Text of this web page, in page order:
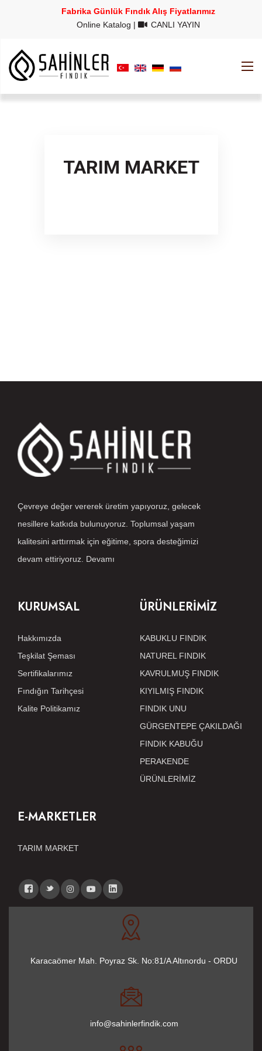
Fabrika Günlük Fındık Alış Fiyatlarımız
Online Katalog | CANLI YAYIN
TARIM MARKET
Çevreye değer vererek üretim yapıyoruz, gelecek
nesillere katkıda bulunuyoruz. Toplumsal yaşam
kalitesini arttırmak için eğitime, spora desteğimizi
devam ettiriyoruz. Devamı
KURUMSAL
Hakkımızda
Teşkilat Şeması
Sertifikalarımız
Fındığın Tarihçesi
Kalite Politikamız
ÜRÜNLERİMİZ
KABUKLU FINDIK
NATUREL FINDIK
KAVRULMUŞ FINDIK
KIYILMIŞ FINDIK
FINDIK UNU
GÜRGENTEPE ÇAKILDAĞI
FINDIK KABUĞU
PERAKENDE
ÜRÜNLERİMİZ
E-MARKETLER
TARIM MARKET
Karacaömer Mah. Poyraz Sk. No:81/A Altınordu - ORDU
info@sahinlerfindik.com